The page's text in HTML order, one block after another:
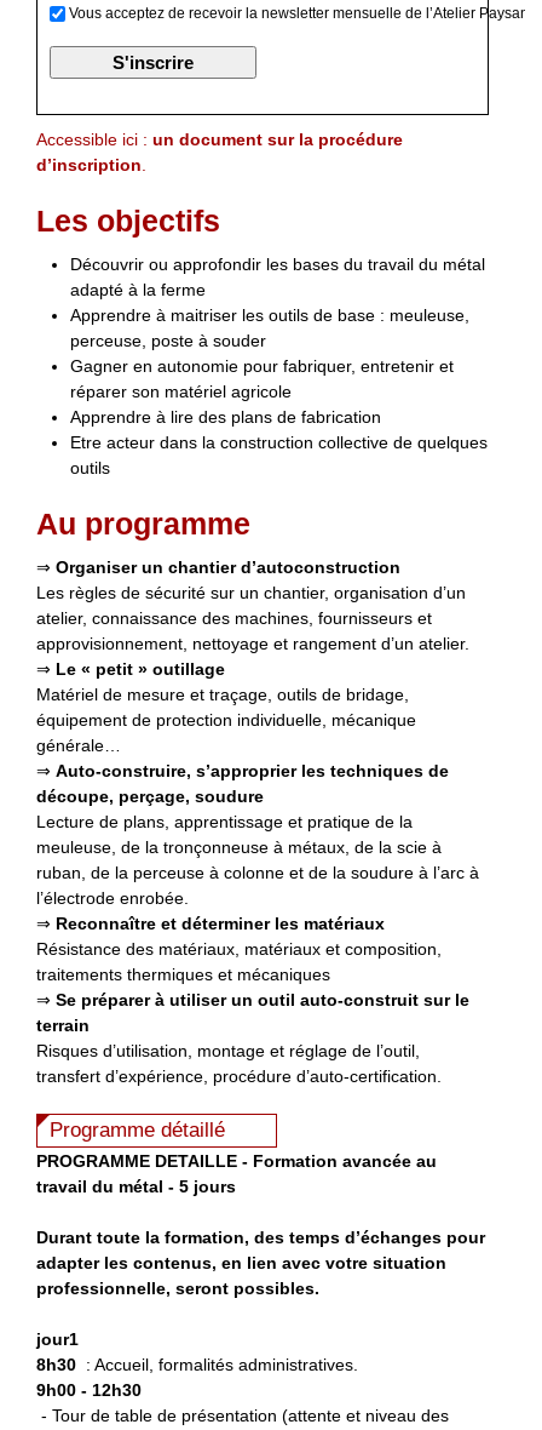
Vous acceptez de recevoir la newsletter mensuelle de l’Atelier Paysan
Accessible ici : un document sur la procédure
d’inscription.
Les objectifs
Découvrir ou approfondir les bases du travail du métal
adapté à la ferme
Apprendre à maitriser les outils de base : meuleuse,
perceuse, poste à souder
Gagner en autonomie pour fabriquer, entretenir et
réparer son matériel agricole
Apprendre à lire des plans de fabrication
Etre acteur dans la construction collective de quelques
outils
Au programme
⇒ Organiser un chantier d’autoconstruction
Les règles de sécurité sur un chantier, organisation d’un
atelier, connaissance des machines, fournisseurs et
approvisionnement, nettoyage et rangement d’un atelier.
⇒ Le « petit » outillage
Matériel de mesure et traçage, outils de bridage,
équipement de protection individuelle, mécanique
générale…
⇒ Auto-construire, s’approprier les techniques de
découpe, perçage, soudure
Lecture de plans, apprentissage et pratique de la
meuleuse, de la tronçonneuse à métaux, de la scie à
ruban, de la perceuse à colonne et de la soudure à l’arc à
l’électrode enrobée.
⇒ Reconnaître et déterminer les matériaux
Résistance des matériaux, matériaux et composition,
traitements thermiques et mécaniques
⇒ Se préparer à utiliser un outil auto-construit sur le
terrain
Risques d’utilisation, montage et réglage de l’outil,
transfert d’expérience, procédure d’auto-certification.
Programme détaillé
PROGRAMME DETAILLE - Formation avancée au
travail du métal - 5 jours
Durant toute la formation, des temps d’échanges pour
adapter les contenus, en lien avec votre situation
professionnelle, seront possibles.
jour1
8h30 : Accueil, formalités administratives.
9h00 - 12h30
- Tour de table de présentation (attente et niveau des